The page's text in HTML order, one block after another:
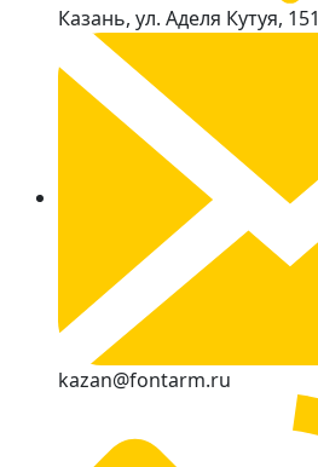
Казань, ул. Аделя Кутуя, 151
kazan@fontarm.ru